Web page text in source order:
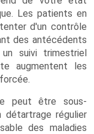
Les patients en
d'un contrôle
des antécédents
suivi trimestriel
augmentent les
peut être sous-
détartrage régulier
des maladies